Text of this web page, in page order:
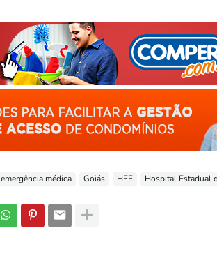
emergência médica Goiás HEF Hospital Estadual